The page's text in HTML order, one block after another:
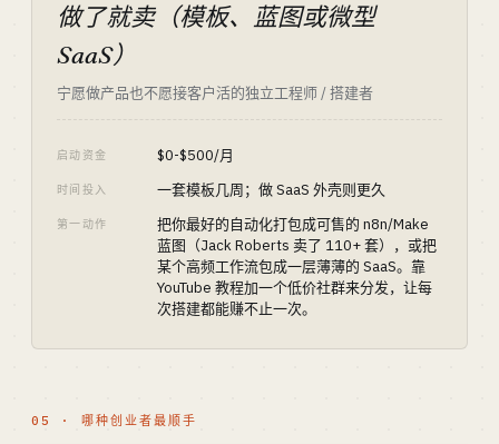
做了就卖（模板、蓝图或微型
SaaS）
宁愿做产品也不愿接客户活的独立工程师 / 搭建者
启动资金 $0-$500/月
时间投入 一套模板几周；做 SaaS 外壳则更久
第一动作
把你最好的自动化打包成可售的 n8n/Make
蓝图（Jack Roberts 卖了 110+ 套），或把
某个高频工作流包成一层薄薄的 SaaS。靠
YouTube 教程加一个低价社群来分发，让每
次搭建都能赚不止一次。
05 · 哪种创业者最顺手